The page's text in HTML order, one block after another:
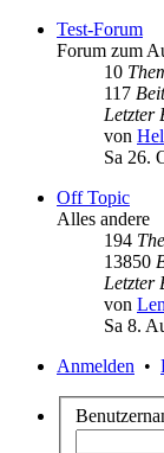
Test-Forum
Forum zum
10
117
Letzter
von
Sa 26.
Off Topic
Alles andere
194
13850
Letzter
von
Sa 8.
Anmelden •